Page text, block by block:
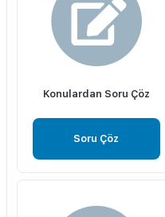
Konulardan Soru Çöz
Soru Çöz